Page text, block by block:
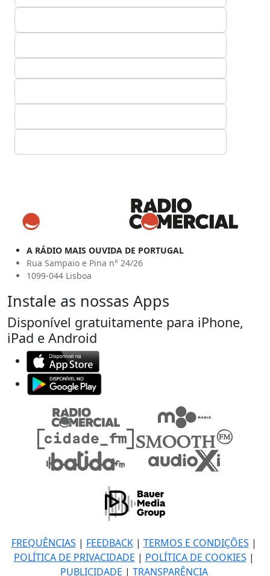
A RÁDIO MAIS OUVIDA DE PORTUGAL
Rua Sampaio e Pina n° 24/26
1099-044 Lisboa
Instale as nossas Apps
Disponível gratuitamente para iPhone,
iPad e Android
FREQUÊNCIAS | FEEDBACK| TERMOS E CONDIÇÕES |
POLÍTICA DE PRIVACIDADE | POLÍTICA DE COOKIES |
PUBLICIDADE | TRANSPARÊNCIA